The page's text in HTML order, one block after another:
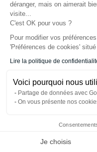
déranger, mais on aimerait
visite...
C'est OK pour vous ?
Pour modifier vos
'Préférences de cookies'
Lire la politique de
Voici pourquoi nous
Partage de données avec
On vous présente nos
Je choisis
Enregistrez vous
Restez à l'actualité sur
moment
CONTACT